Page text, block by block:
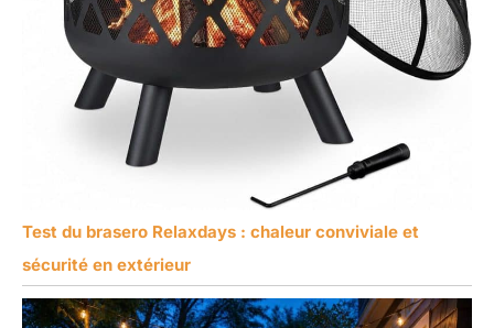
Test du brasero Relaxdays : chaleur conviviale et
sécurité en extérieur